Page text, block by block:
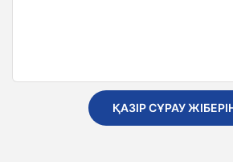
ҚАЗІР СҰРАУ